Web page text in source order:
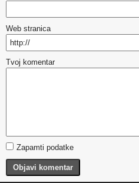
Web stranica
Tvoj komentar
Zapamti podatke
Objavi komentar